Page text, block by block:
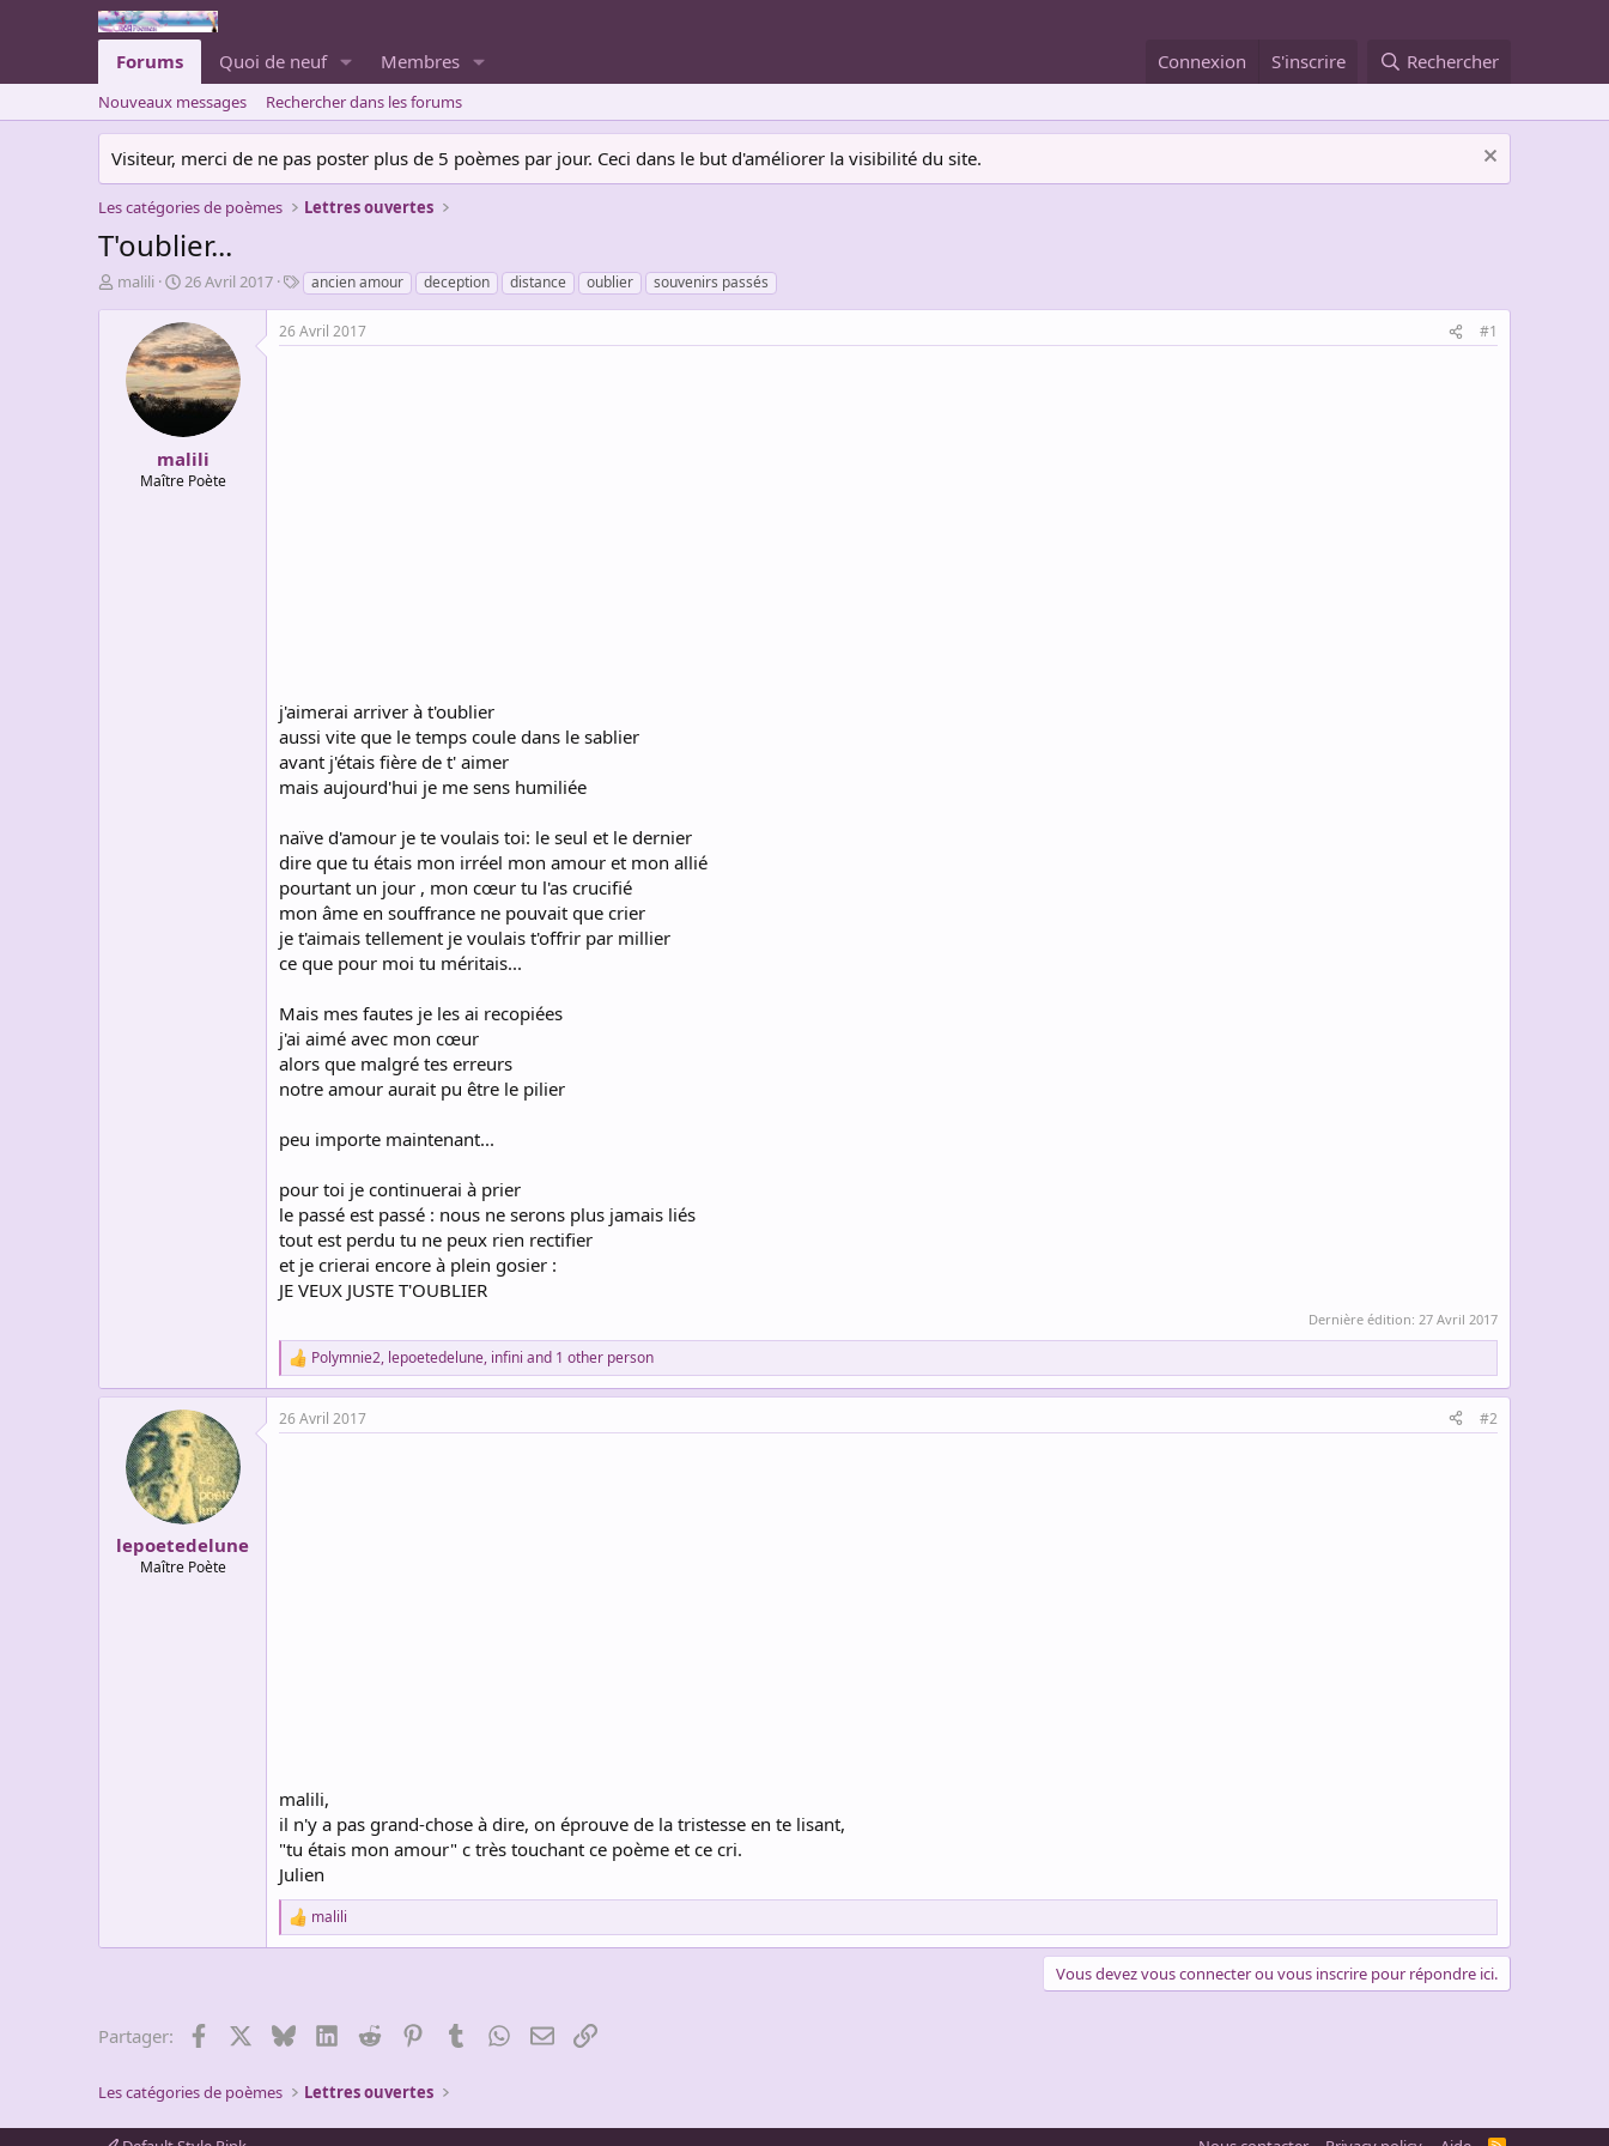
Forums Quoi de neuf Membres Connexion S'inscrire Rechercher
Nouveaux messages Rechercher dans les forums
Visiteur, merci de ne pas poster plus de 5 poèmes par jour. Ceci dans le but d'améliorer la visibilité du site.
Les catégories de poèmes Lettres ouvertes
T'oublier...
A
malili
D
t
e
d
e
d
é
b
u
26 Avril 2017
T
a
g
s
ancien amour deception distance oublier souvenirs passés
malili
Maître Poète
26 Avril 2017 #1
j'aimerai arriver à t'oublier
aussi vite que le temps coule dans le sablier
avant j'étais fière de t' aimer
mais aujourd'hui je me sens humiliée
naïve d'amour je te voulais toi: le seul et le dernier
dire que tu étais mon irréel mon amour et mon allié
pourtant un jour , mon cœur tu l'as crucifié
mon âme en souffrance ne pouvait que crier
je t'aimais tellement je voulais t'offrir par millier
ce que pour moi tu méritais...
Mais mes fautes je les ai recopiées
j'ai aimé avec mon cœur
alors que malgré tes erreurs
notre amour aurait pu être le pilier
peu importe maintenant...
pour toi je continuerai à prier
le passé est passé : nous ne serons plus jamais liés
tout est perdu tu ne peux rien rectifier
et je crierai encore à plein gosier :
JE VEUX JUSTE T'OUBLIER
Dernière édition: 27 Avril 2017
R
e
a
c
Polymnie2, lepoetedelune, infini and 1 other person
lepoetedelune
Maître Poète
26 Avril 2017 #2
malili,
il n'y a pas grand-chose à dire, on éprouve de la tristesse en te lisant,
"tu étais mon amour" c très touchant ce poème et ce cri.
Julien
R
e
o
malili
Vous devez vous connecter ou vous inscrire pour répondre ici.
Partager: Facebook BlueskyLinkedInReddit PinterestTumblrWhatsApp
EmailLien
Les catégories de poèmes Lettres ouvertes